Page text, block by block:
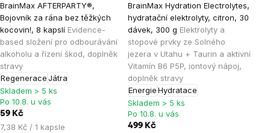
BrainMax AFTERPARTY®,
Bojovník za rána bez těžkých
kocovin!, 8 kapslí Evidence-
based složení pro odbourávání
alkoholu a řízení škod, doplněk
stravy
RegeneraceJátra
Skladem > 5 ks
Po 10.8. u vás
59 Kč
Měrná
7,38 Kč / 1 kapsle
BrainMax Hydration Electrolytes,
hydratační elektrolyty, citron, 30
dávek, 300 g Elektrolyty a
stopové prvky ze Solného
jezera v Utahu + Taurin a aktivní
Vitamín B6 P5P, iontový nápoj,
doplněk stravy
EnergieHydratace
hodnocení
produktu
je
4,8
z
5
hvězdiček.
Skladem > 5 ks
Po 10.8. u vás
499 Kč